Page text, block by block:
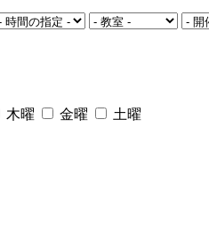
木曜 金曜 土曜